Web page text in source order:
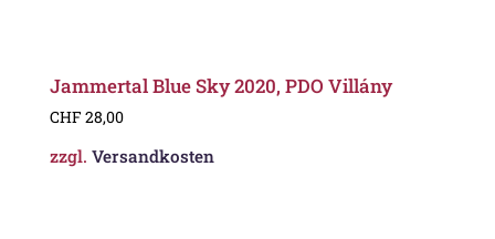
Jammertal Blue Sky 2020, PDO Villány
CHF 28,00
zzgl. Versandkosten